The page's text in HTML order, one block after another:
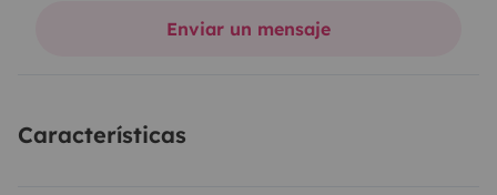
Cuenta con un amplio salón, cocina en L
garaje trasero, accesible también desde el interior,
Enviar un mensaje
Características